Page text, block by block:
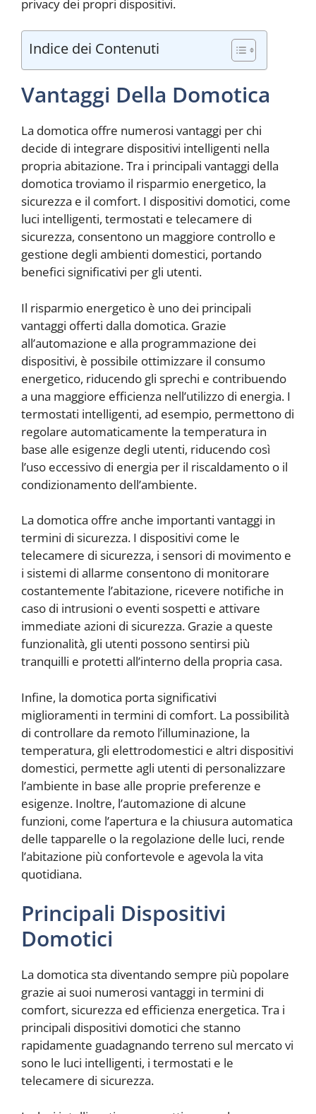
privacy dei propri dispositivi.
Indice dei Contenuti
Vantaggi Della Domotica
La domotica offre numerosi vantaggi per chi
decide di integrare dispositivi intelligenti nella
propria abitazione. Tra i principali vantaggi della
domotica troviamo il risparmio energetico, la
sicurezza e il comfort. I dispositivi domotici, come
luci intelligenti, termostati e telecamere di
sicurezza, consentono un maggiore controllo e
gestione degli ambienti domestici, portando
benefici significativi per gli utenti.
Il risparmio energetico è uno dei principali
vantaggi offerti dalla domotica. Grazie
all’automazione e alla programmazione dei
dispositivi, è possibile ottimizzare il consumo
energetico, riducendo gli sprechi e contribuendo
a una maggiore efficienza nell’utilizzo di energia. I
termostati intelligenti, ad esempio, permettono di
regolare automaticamente la temperatura in
base alle esigenze degli utenti, riducendo così
l’uso eccessivo di energia per il riscaldamento o il
condizionamento dell’ambiente.
La domotica offre anche importanti vantaggi in
termini di sicurezza. I dispositivi come le
telecamere di sicurezza, i sensori di movimento e
i sistemi di allarme consentono di monitorare
costantemente l’abitazione, ricevere notifiche in
caso di intrusioni o eventi sospetti e attivare
immediate azioni di sicurezza. Grazie a queste
funzionalità, gli utenti possono sentirsi più
tranquilli e protetti all’interno della propria casa.
Infine, la domotica porta significativi
miglioramenti in termini di comfort. La possibilità
di controllare da remoto l’illuminazione, la
temperatura, gli elettrodomestici e altri dispositivi
domestici, permette agli utenti di personalizzare
l’ambiente in base alle proprie preferenze e
esigenze. Inoltre, l’automazione di alcune
funzioni, come l’apertura e la chiusura automatica
delle tapparelle o la regolazione delle luci, rende
l’abitazione più confortevole e agevola la vita
quotidiana.
Principali Dispositivi
Domotici
La domotica sta diventando sempre più popolare
grazie ai suoi numerosi vantaggi in termini di
comfort, sicurezza ed efficienza energetica. Tra i
principali dispositivi domotici che stanno
rapidamente guadagnando terreno sul mercato vi
sono le luci intelligenti, i termostati e le
telecamere di sicurezza.